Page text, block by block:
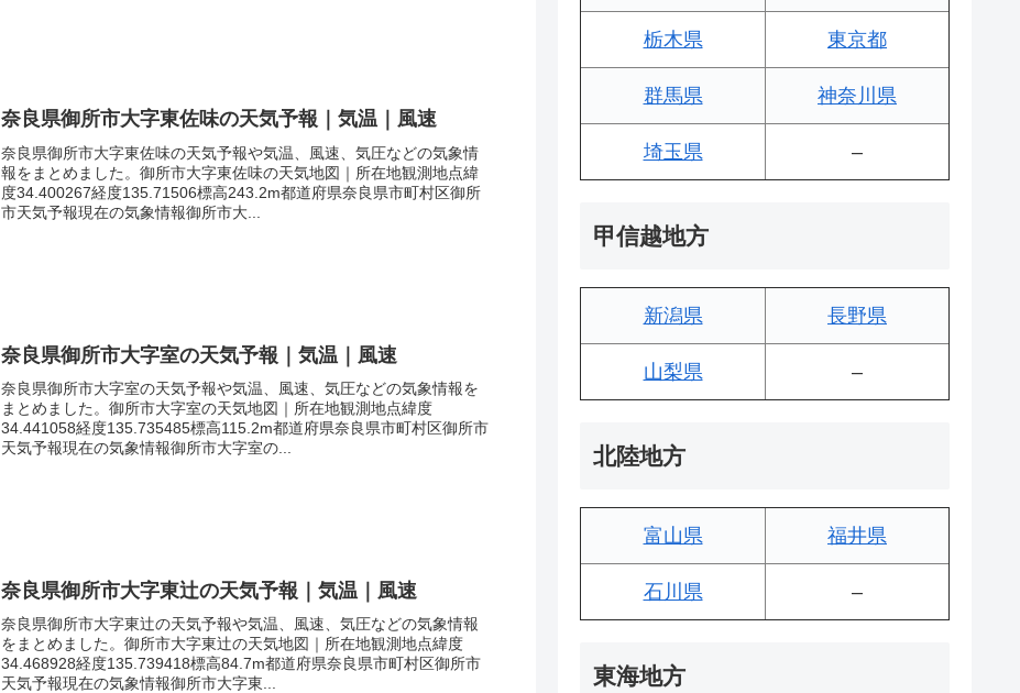
奈良県御所市大字東佐味の天気予報｜気温｜風速
奈良県御所市大字東佐味の天気予報や気温、風速、気圧などの気象情
報をまとめました。御所市大字東佐味の天気地図｜所在地観測地点緯
度34.400267経度135.71506標高243.2m都道府県奈良県市町村区御所
市天気予報現在の気象情報御所市大...
奈良県御所市大字室の天気予報｜気温｜風速
奈良県御所市大字室の天気予報や気温、風速、気圧などの気象情報を
まとめました。御所市大字室の天気地図｜所在地観測地点緯度
34.441058経度135.735485標高115.2m都道府県奈良県市町村区御所市
天気予報現在の気象情報御所市大字室の...
奈良県御所市大字東辻の天気予報｜気温｜風速
奈良県御所市大字東辻の天気予報や気温、風速、気圧などの気象情報
をまとめました。御所市大字東辻の天気地図｜所在地観測地点緯度
34.468928経度135.739418標高84.7m都道府県奈良県市町村区御所市
天気予報現在の気象情報御所市大字東...
栃木県 東京都
群馬県 神奈川県
埼玉県 –
甲信越地方
新潟県 長野県
山梨県 –
北陸地方
富山県 福井県
石川県 –
東海地方